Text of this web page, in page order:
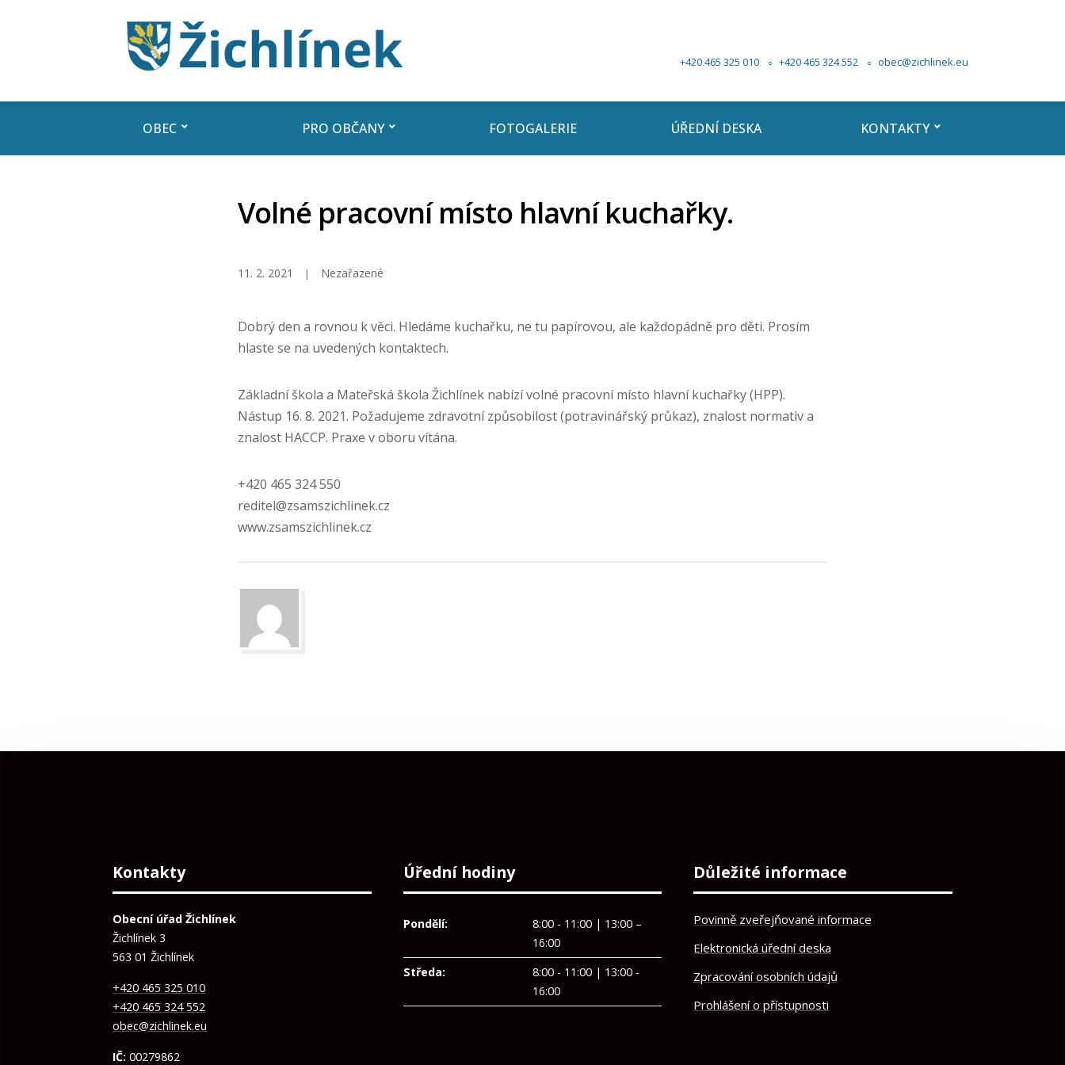
+420 465 325 010 +420 465 324 552 obec@zichlinek.eu
OBEC PRO OBČANY FOTOGALERIE ÚŘEDNÍ DESKA KONTAKTY
Volné pracovní místo hlavní kuchařky.
11. 2. 2021 Nezařazené
Dobrý den a rovnou k věci. Hledáme kuchařku, ne tu papírovou, ale každopádně pro děti. Prosím
hlaste se na uvedených kontaktech.
Základní škola a Mateřská škola Žichlínek nabízí volné pracovní místo hlavní kuchařky (HPP).
Nástup 16. 8. 2021. Požadujeme zdravotní způsobilost (potravinářský průkaz), znalost normativ a
znalost HACCP. Praxe v oboru vítána.
+420 465 324 550
reditel@zsamszichlinek.cz
www.zsamszichlinek.cz
Kontakty
Obecní úřad Žichlínek
Žichlínek 3
563 01 Žichlínek
+420 465 325 010
+420 465 324 552
obec@zichlinek.eu
IČ: 00279862
Úřední hodiny
Pondělí:
8:00 - 11:00 | 13:00 –
16:00
Středa:
8:00 - 11:00 | 13:00 -
16:00
Důležité informace
Povinně zveřejňované informace
Elektronická úřední deska
Zpracování osobních údajů
Prohlášení o přístupnosti